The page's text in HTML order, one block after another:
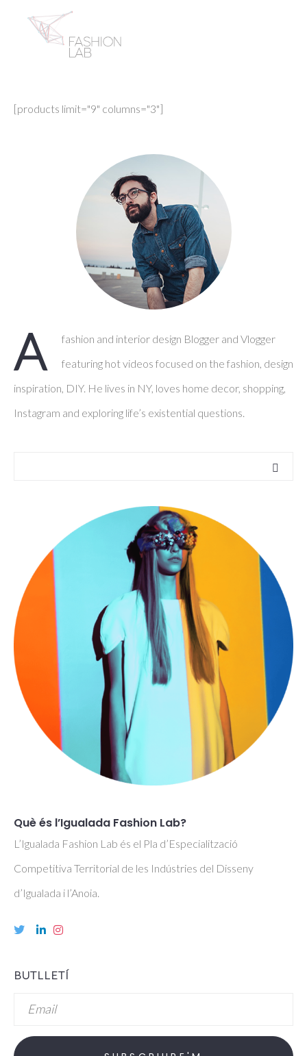
[products limit="9" columns="3"]
A
fashion and interior design Blogger and Vlogger
featuring hot videos focused on the fashion, design
inspiration, DIY. He lives in NY, loves home decor, shopping,
Instagram and exploring life’s existential questions.
Què és l’Igualada Fashion Lab?
L’Igualada Fashion Lab és el Pla d’Especialització
Competitiva Territorial de les Indústries del Disseny
d’Igualada i l’Anoia.
BUTLLETÍ
Email